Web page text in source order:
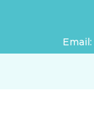
Email: